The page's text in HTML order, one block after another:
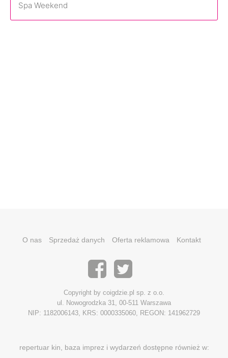
Spa Weekend
O nas Sprzedaż danych Oferta reklamowa Kontakt
Copyright by coigdzie.pl sp. z o.o.
ul. Nowogrodzka 31, 00-511 Warszawa
NIP: 1182006143, KRS: 0000335060, REGON: 141962729
repertuar kin, baza imprez i wydarzeń dostępne również w: